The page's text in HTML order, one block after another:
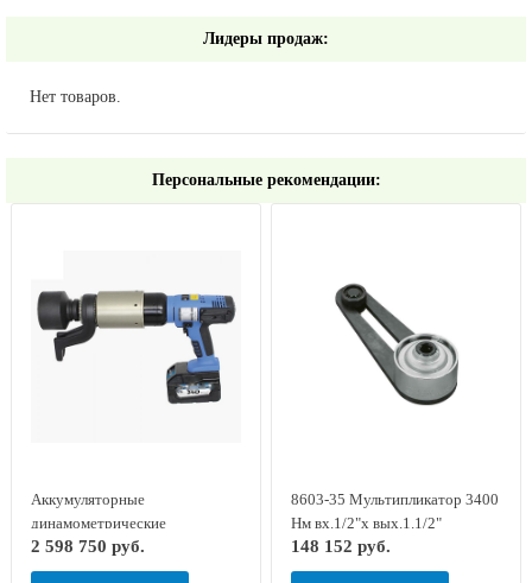
Лидеры продаж:
Нет товаров.
Персональные рекомендации:
Аккумуляторные
динамометрические
гайковерты серии LOSOMAT
LDA-60
2 598 750 руб.
8603-35 Мультипликатор 3400
Нм вх.1/2"х вых.1.1/2"
DREMOPLUS GED RED
7704500
148 152 руб.